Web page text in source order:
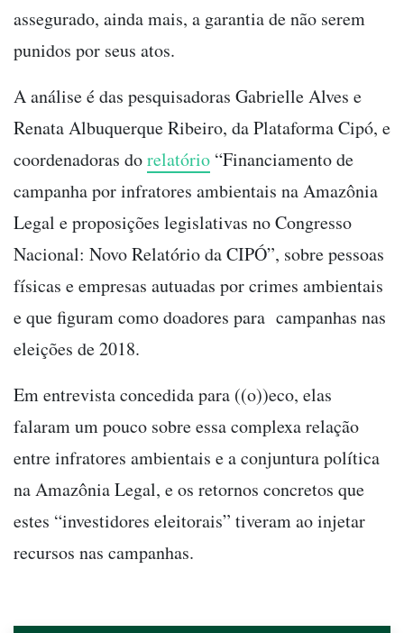
assegurado, ainda mais, a garantia de não serem
punidos por seus atos.
A análise é das pesquisadoras Gabrielle Alves e
Renata Albuquerque Ribeiro, da Plataforma Cipó, e
coordenadoras dorelatório “Financiamento de
campanha por infratores ambientais na Amazônia
Legal e proposições legislativas no Congresso
Nacional: Novo Relatório da CIPÓ”, sobre pessoas
físicas e empresas autuadas por crimes ambientais
e que figuram como doadores para campanhas nas
eleições de 2018.
Em entrevista concedida para ((o))eco, elas
falaram um pouco sobre essa complexa relação
entre infratores ambientais e a conjuntura política
na Amazônia Legal, e os retornos concretos que
estes “investidores eleitorais” tiveram ao injetar
recursos nas campanhas.